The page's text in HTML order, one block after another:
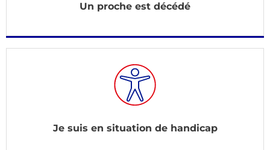
Un proche est décédé
Je suis en situation de handicap